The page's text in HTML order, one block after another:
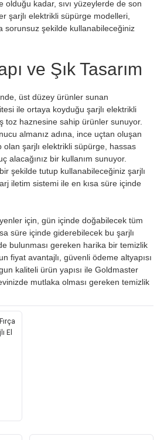
kadar, sıvı yüzeylerde de son
şarjlı elektrikli süpürge modelleri,
sorunsuz şekilde kullanabileceğiniz
ve Şık Tasarım
üst düzey ürünler sunan
ile ortaya koyduğu şarjlı elektrikli
toz haznesine sahip ürünler sunuyor.
almanız adına, ince uçtan oluşan
olan şarjlı elektrikli süpürge, hassas
alacağınız bir kullanım sunuyor.
şekilde tutup kullanabileceğiniz şarjlı
iletim sistemi ile en kısa süre içinde
için, gün içinde doğabilecek tüm
süre içinde giderebilecek bu şarjlı
bulunması gereken harika bir temizlik
fiyat avantajlı, güvenli ödeme altyapısı
kaliteli ürün yapısı ile Goldmaster
mutlaka olması gereken temizlik
El